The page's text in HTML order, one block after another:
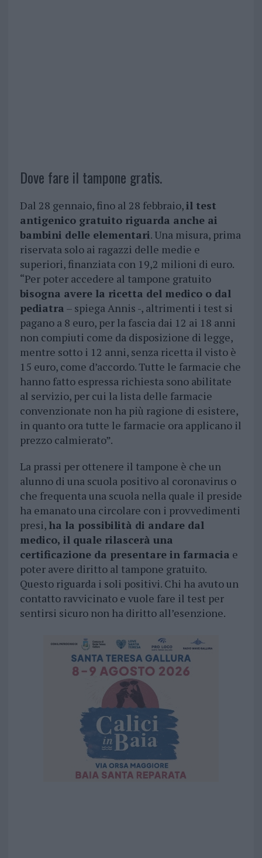
Dove fare il tampone gratis.
Dal 28 gennaio, fino al 28 febbraio,il test
antigenico gratuito riguarda anche ai
bambini delle elementari. Una misura, prima
riservata solo ai ragazzi delle medie e
superiori, finanziata con 19,2 milioni di euro.
“Per poter accedere al tampone gratuito
bisogna avere la ricetta del medico o dal
pediatra – spiega Annis -, altrimenti i test si
pagano a 8 euro, per la fascia dai 12 ai 18 anni
non compiuti come da disposizione di legge,
mentre sotto i 12 anni, senza ricetta il visto è
15 euro, come d’accordo. Tutte le farmacie che
hanno fatto espressa richiesta sono abilitate
al servizio, per cui la lista delle farmacie
convenzionate non ha più ragione di esistere,
in quanto ora tutte le farmacie ora applicano il
prezzo calmierato”.
La prassi per ottenere il tampone è che un
alunno di una scuola positivo al coronavirus o
che frequenta una scuola nella quale il preside
ha emanato una circolare con i provvedimenti
presi, ha la possibilità di andare dal
medico, il quale rilascerà una
certificazione da presentare in farmacia e
poter avere diritto al tampone gratuito.
Questo riguarda i soli positivi. Chi ha avuto un
contatto ravvicinato e vuole fare il test per
sentirsi sicuro non ha diritto all’esenzione.